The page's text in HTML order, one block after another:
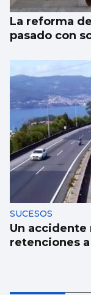
La reforma
pasado con
SUCESOS
Un accidente
retenciones